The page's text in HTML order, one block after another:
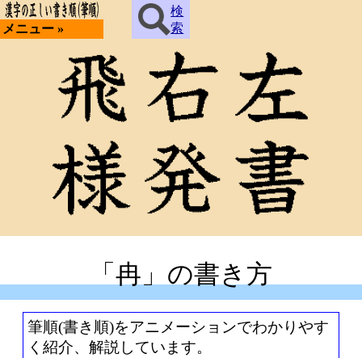
メニュー »
検
索
「冉」の書き方
筆順(書き順)をアニメーションでわかりやす
く紹介、解説しています。